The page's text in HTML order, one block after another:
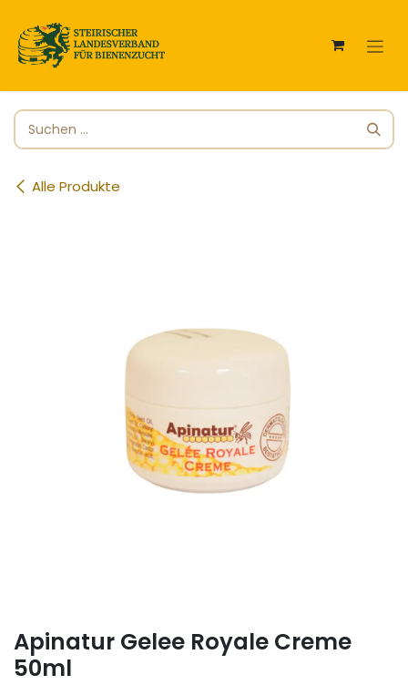
Alle Produkte
Apinatur Gelee Royale Creme
50ml